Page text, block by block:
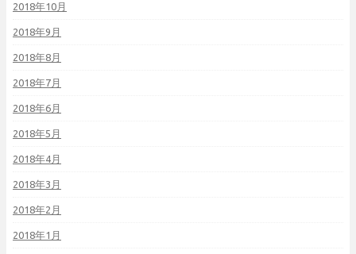
2018年10月
2018年9月
2018年8月
2018年7月
2018年6月
2018年5月
2018年4月
2018年3月
2018年2月
2018年1月